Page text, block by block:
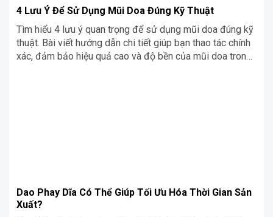
4 Lưu Ý Để Sử Dụng Mũi Doa Đúng Kỹ Thuật
Tìm hiểu 4 lưu ý quan trọng để sử dụng mũi doa đúng kỹ
thuật. Bài viết hướng dẫn chi tiết giúp bạn thao tác chính
xác, đảm bảo hiệu quả cao và độ bền của mũi doa trong
Dao Phay Dĩa Có Thể Giúp Tối Ưu Hóa Thời Gian Sản
Xuất?